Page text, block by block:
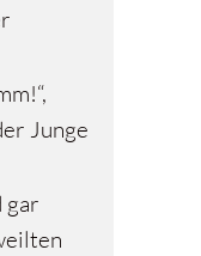
Junge
gar